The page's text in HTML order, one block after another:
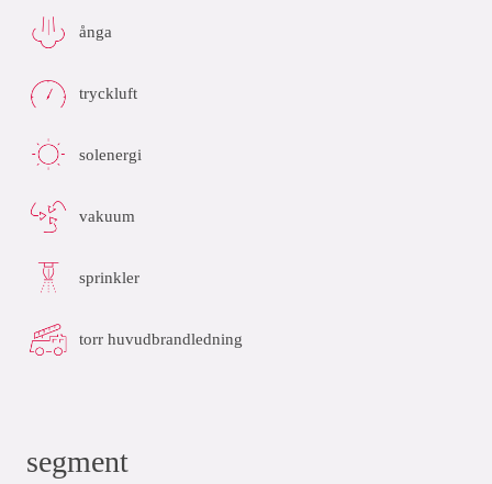
ånga
tryckluft
solenergi
vakuum
sprinkler
torr huvudbrandledning
segment